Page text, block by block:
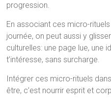
progression.
En associant ces micro-
journée, on peut aussi y
culturelles: une page lue, une
t’intéresse, sans surcharge.
Intégrer ces micro-rituels
être, c’est nourrir esprit et